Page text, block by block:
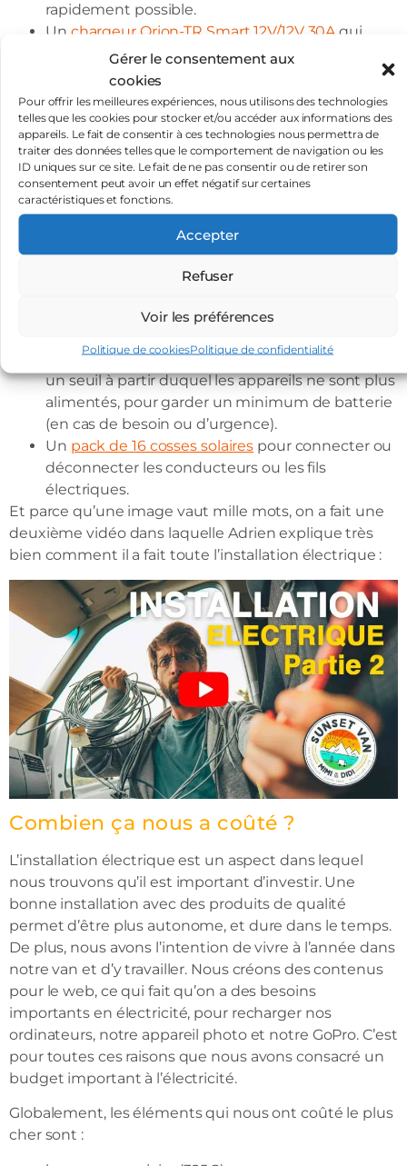
Gérer le consentement aux
cookies
Pour offrir les meilleures expériences, nous utilisons des technologies
telles que les cookies pour stocker et/ou accéder aux informations des
appareils. Le fait de consentir à ces technologies nous permettra de
traiter des données telles que le comportement de navigation ou les
ID uniques sur ce site. Le fait de ne pas consentir ou de retirer son
consentement peut avoir un effet négatif sur certaines
caractéristiques et fonctions.
Accepter
Refuser
Voir les préférences
Politique de cookiesPolitique de confidentialité
rapidement possible.
Un chargeur Orion-TR Smart 12V/12V 30A qui
permet de charger la batterie auxiliaire grâce au
Unconvertisseurpour convertir le courant 12V
en 230V. C’est utile si vous voulez charger votre
ordinateur / appareil photo ou utiliser de petits
appareils comme un mixeur.
Uncontrôleur de batteriequi permet de
connaître le niveau de charge de la batterie.
pour connecter le shunt du
pour protéger l’installation contre
portes fusibles pour accueillir les fusibles et
Smart Battery Protectqui permet de définir
un seuil à partir duquel les appareils ne sont plus
alimentés, pour garder un minimum de batterie
(en cas de besoin ou d’urgence).
Un pack de 16 cosses solaires pour connecter ou
déconnecter les conducteurs ou les fils
électriques.
Et parce qu’une image vaut mille mots, on a fait une
deuxième vidéo dans laquelle Adrien explique très
bien comment il a fait toute l’installation électrique :
Combien ça nous a coûté ?
L’installation électrique est un aspect dans lequel
nous trouvons qu’il est important d’investir. Une
bonne installation avec des produits de qualité
permet d’être plus autonome, et dure dans le temps.
De plus, nous avons l’intention de vivre à l’année dans
notre van et d’y travailler. Nous créons des contenus
pour le web, ce qui fait qu’on a des besoins
importants en électricité, pour recharger nos
ordinateurs, notre appareil photo et notre GoPro. C’est
pour toutes ces raisons que nous avons consacré un
budget important à l’électricité.
Globalement, les éléments qui nous ont coûté le plus
cher sont :